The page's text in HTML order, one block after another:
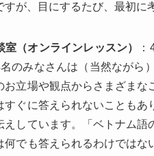
すが、目にするたび、最初に
室（オンラインレッスン）
のみなさんは（当然ながら
お立場や観点からさまざまな
すぐに答えられないことも
えしています。「ベトナム
何でも答えられるわけでは